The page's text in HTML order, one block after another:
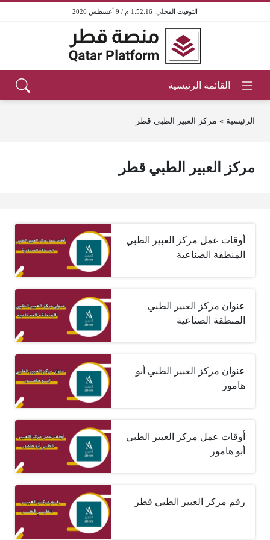
1:52:16 م / 9 أغسطس 2026
الرئيسية » مركز العبير الطبي قطر
مركز العبير الطبي قطر
أوقات عمل مركز العبير الطبي
المنطقة الصناعية
عنوان مركز العبير الطبي
المنطقة الصناعية
عنوان مركز العبير الطبي أبو
هامور
أوقات عمل مركز العبير الطبي
أبو هامور
رقم مركز العبير الطبي قطر